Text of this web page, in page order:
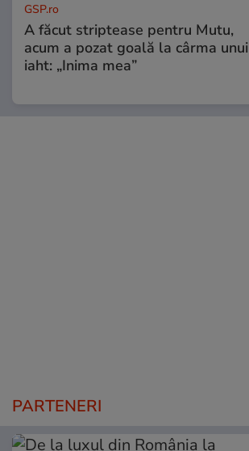
GSP.ro
A făcut striptease pentru Mutu,
acum a pozat goală la cârma unui
iaht: „Inima mea”
PARTENERI